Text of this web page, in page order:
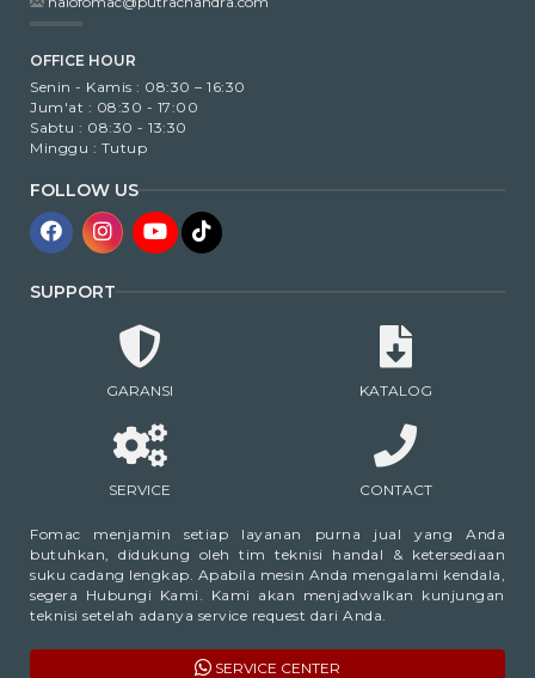
OFFICE HOUR
Senin - Kamis : 08:30 – 16:30
Jum'at : 08:30 - 17:00
Sabtu : 08:30 - 13:30
Minggu : Tutup
FOLLOW US
SUPPORT
GARANSI KATALOG
SERVICE CONTACT
Fomac menjamin setiap layanan purna jual yang Anda
butuhkan, didukung oleh tim teknisi handal & ketersediaan
suku cadang lengkap. Apabila mesin Anda mengalami kendala,
segera Hubungi Kami. Kami akan menjadwalkan kunjungan
teknisi setelah adanya service request dari Anda.
SERVICE CENTER